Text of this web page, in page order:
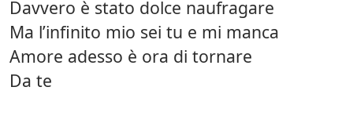
Davvero è stato dolce naufragare
Ma l’infinito mio sei tu e mi manca
Amore adesso è ora di tornare
Da te